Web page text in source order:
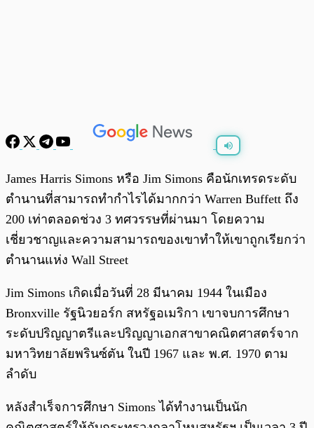
James Harris Simons หรือ Jim Simons คือนักเทรดระดับ
ตำนานที่สามารถทำกำไรได้มากกว่า Warren Buffett ถึง
200 เท่าตลอดช่วง 3 ทศวรรษที่ผ่านมา โดยความ
เชี่ยวชาญและความสามารถของเขาทำให้เขาถูกเรียกว่า
ตำนานแห่ง Wall Street
Jim Simons เกิดเมื่อวันที่ 28 มีนาคม 1944 ในเมือง
Bronxville รัฐนิวยอร์ก สหรัฐอเมริกา เขาจบการศึกษา
ระดับปริญญาตรีและปริญญาเอกสาขาคณิตศาสตร์จาก
มหาวิทยาลัยพรินซ์ตัน ในปี 1967 และ พ.ศ. 1970 ตาม
ลำดับ
หลังสำเร็จการศึกษา Simons ได้ทำงานเป็นนัก